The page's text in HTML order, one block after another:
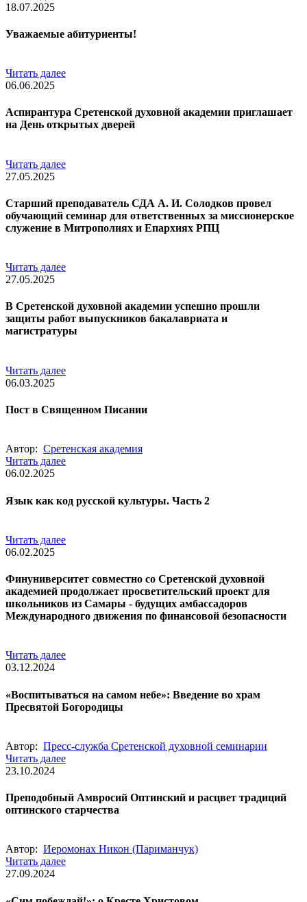
18.07.2025
Уважаемые абитуриенты!
Читать далее
06.06.2025
Аспирантура Сретенской духовной академии приглашает
на День открытых дверей
Читать далее
27.05.2025
Старший преподаватель СДА А. И. Солодков провел
обучающий семинар для ответственных за миссионерское
служение в Митрополиях и Епархиях РПЦ
Читать далее
27.05.2025
В Сретенской духовной академии успешно прошли
защиты работ выпускников бакалавриата и
магистратуры
Читать далее
06.03.2025
Пост в Священном Писании
Автор: Сретенская академия
Читать далее
06.02.2025
Язык как код русской культуры. Часть 2
Читать далее
06.02.2025
Финуниверситет совместно со Сретенской духовной
академией продолжает просветительский проект для
школьников из Самары - будущих амбассадоров
Международного движения по финансовой безопасности
Читать далее
03.12.2024
«Воспитываться на самом небе»: Введение во храм
Пресвятой Богородицы
Автор: Пресс-служба Сретенской духовной семинарии
Читать далее
23.10.2024
Преподобный Амвросий Оптинский и расцвет традиций
оптинского старчества
Автор: Иеромонах Никон (Париманчук)
Читать далее
27.09.2024